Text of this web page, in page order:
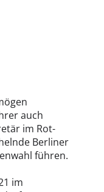
auch
im Rot-
Berliner
führen.
im